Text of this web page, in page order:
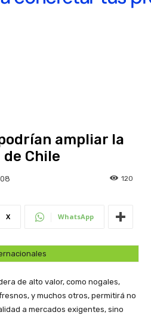
ampliar la
Chile
120
X WhatsApp
de alto valor, como nogales,
y muchos otros, permitirá no
a mercados exigentes, sino